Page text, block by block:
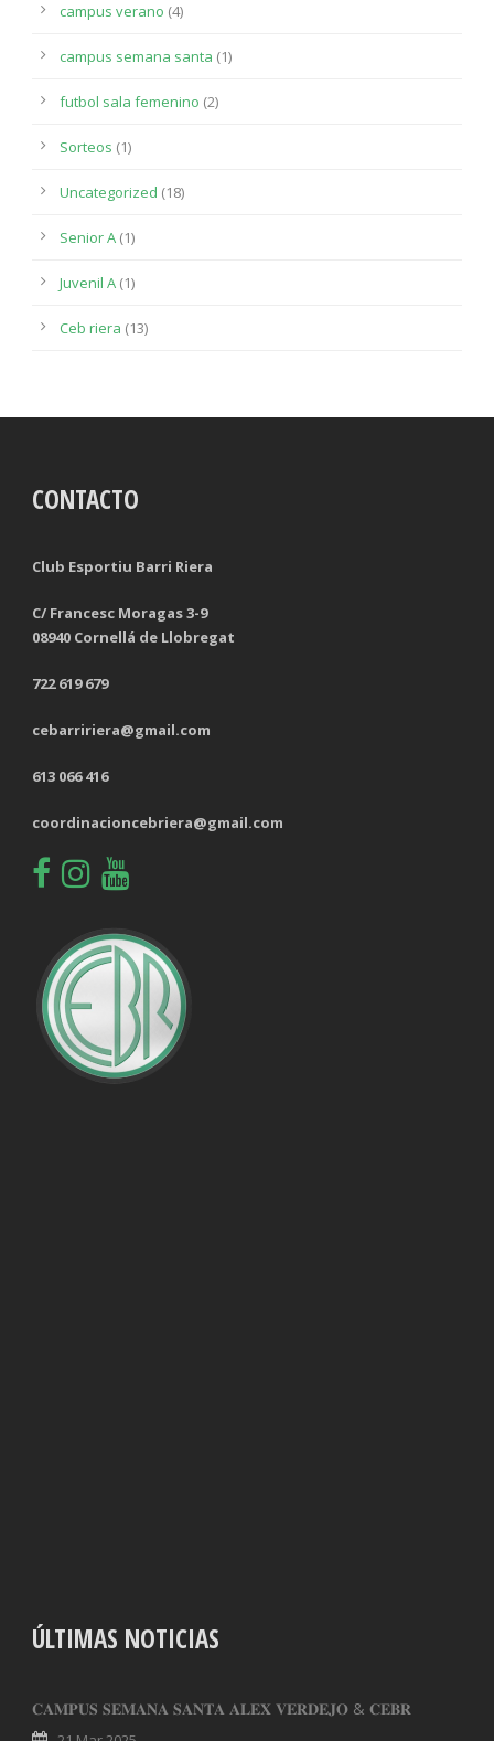
campus verano (4)
campus semana santa (1)
futbol sala femenino (2)
Sorteos (1)
Uncategorized (18)
Senior A (1)
Juvenil A (1)
Ceb riera (13)
CONTACTO
Club Esportiu Barri Riera
C/ Francesc Moragas 3-9
08940 Cornellá de Llobregat
722 619 679
cebarririera@gmail.com
613 066 416
coordinacioncebriera@gmail.com
ÚLTIMAS NOTICIAS
𝐂𝐀𝐌𝐏𝐔𝐒 𝐒𝐄𝐌𝐀𝐍𝐀 𝐒𝐀𝐍𝐓𝐀 𝐀𝐋𝐄𝐗 𝐕𝐄𝐑𝐃𝐄𝐉𝐎 & 𝐂𝐄𝐁𝐑